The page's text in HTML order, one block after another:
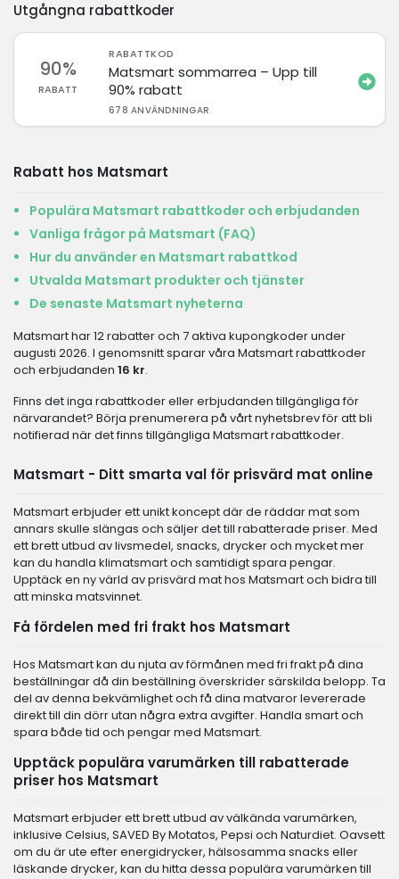
Utgångna rabattkoder
90%
RABATT
RABATTKOD
Matsmart sommarrea – Upp till
90% rabatt
678 ANVÄNDNINGAR
Rabatt hos Matsmart
Populära Matsmart rabattkoder och erbjudanden
Vanliga frågor på Matsmart (FAQ)
Hur du använder en Matsmart rabattkod
Utvalda Matsmart produkter och tjänster
De senaste Matsmart nyheterna
Matsmart har 12 rabatter och 7 aktiva kupongkoder under
augusti 2026. I genomsnitt sparar våra Matsmart rabattkoder
och erbjudanden 16 kr.
Finns det inga rabattkoder eller erbjudanden tillgängliga för
närvarandet? Börja prenumerera på vårt nyhetsbrev för att bli
notifierad när det finns tillgängliga Matsmart rabattkoder.
Matsmart - Ditt smarta val för prisvärd mat online
Matsmart erbjuder ett unikt koncept där de räddar mat som
annars skulle slängas och säljer det till rabatterade priser. Med
ett brett utbud av livsmedel, snacks, drycker och mycket mer
kan du handla klimatsmart och samtidigt spara pengar.
Upptäck en ny värld av prisvärd mat hos Matsmart och bidra till
att minska matsvinnet.
Få fördelen med fri frakt hos Matsmart
Hos Matsmart kan du njuta av förmånen med fri frakt på dina
beställningar då din beställning överskrider särskilda belopp. Ta
del av denna bekvämlighet och få dina matvaror levererade
direkt till din dörr utan några extra avgifter. Handla smart och
spara både tid och pengar med Matsmart.
Upptäck populära varumärken till rabatterade
priser hos Matsmart
Matsmart erbjuder ett brett utbud av välkända varumärken,
inklusive Celsius, SAVED By Motatos, Pepsi och Naturdiet. Oavsett
om du är ute efter energidrycker, hälsosamma snacks eller
läskande drycker, kan du hitta dessa populära varumärken till